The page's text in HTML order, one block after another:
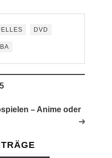
DVD
– Anime oder